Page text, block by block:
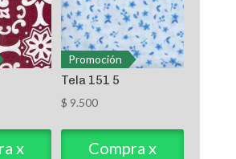
x
Promoción
Tela 151 5
$ 9.500
Compra x